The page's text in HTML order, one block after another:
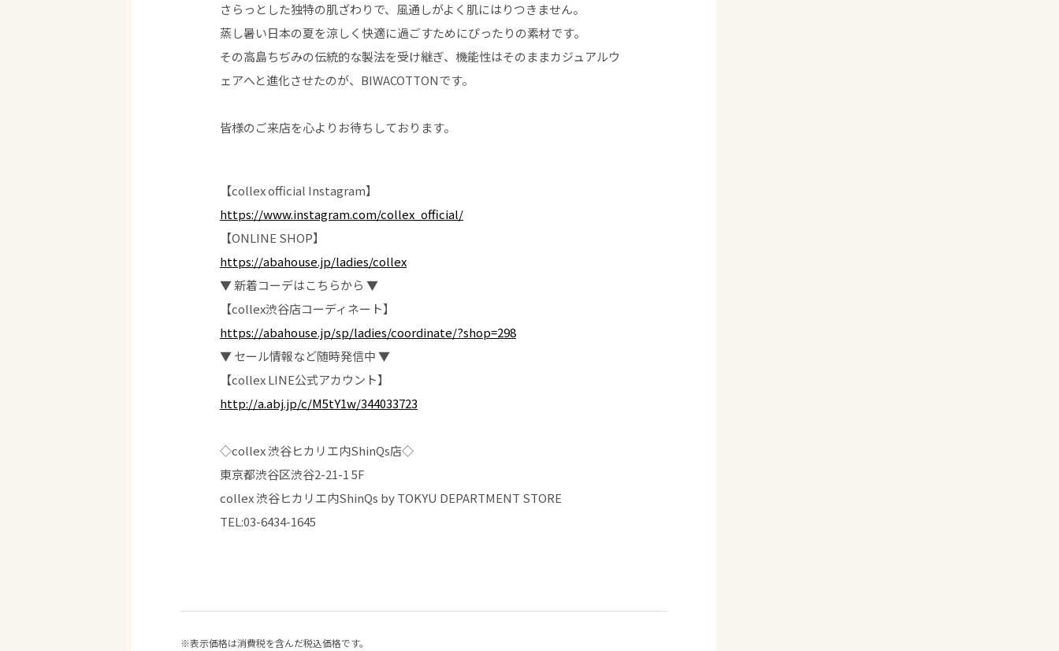
さらっとした独特の肌ざわりで、風通しがよく肌にはりつきません。
蒸し暑い日本の夏を涼しく快適に過ごすためにぴったりの素材です。
その高島ちぢみの伝統的な製法を受け継ぎ、機能性はそのままカジュアルウ
ェアへと進化させたのが、BIWACOTTONです。
皆様のご来店を心よりお待ちしております。
【collex official Instagram】
https://www.instagram.com/collex_official/
【ONLINE SHOP】
https://abahouse.jp/ladies/collex
▼ 新着コーデはこちらから ▼
【collex渋谷店コーディネート】
https://abahouse.jp/sp/ladies/coordinate/?shop=298
▼ セール情報など随時発信中 ▼
【collex LINE公式アカウント】
http://a.abj.jp/c/M5tY1w/344033723
◇collex 渋谷ヒカリエ内ShinQs店◇
東京都渋谷区渋谷2-21-1 5F
collex 渋谷ヒカリエ内ShinQs by TOKYU DEPARTMENT STORE
TEL:03-6434-1645
※表示価格は消費税を含んだ税込価格です。